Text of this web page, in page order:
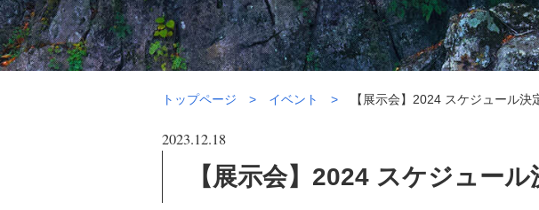
【展示会】2024
トップページ イベント 【展示会】2024 スケジュール決
2023.12.18
【展示会】2024 スケジュール